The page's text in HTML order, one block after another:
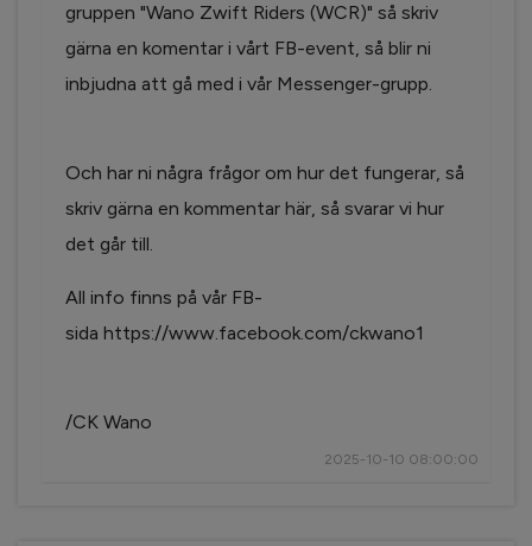
2025-10-10 08:00:00
gruppen "Wano Zwift Riders (WCR)" så skriv
gärna en komentar i vårt FB-event, så blir ni
inbjudna att gå med i vår Messenger-grupp.
Och har ni några frågor om hur det fungerar, så
skriv gärna en kommentar här, så svarar vi hur
det går till.
All info finns på vår FB-
sida https://www.facebook.com/ckwano1
/CK Wano